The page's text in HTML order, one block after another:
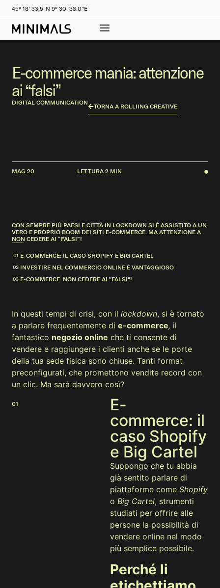
45° 18' 33.5"N 9° 30' 38.0"E
E-commerce mania: attenzione
ai “falsi”
DIGITAL COMMUNICATION
TORNA A ROLLIING CREATIVE
MAG 20 LETTURA 2 MIN
CON SEMPRE PIÙ PAESI E CITTÀ IN LOCKDOWN SI È ASSISTITO A UN
VERO E PROPRIO BOOM DEI SITI E-COMMERCE. MA ATTENZIONE A
NON CEDERE AI “FALSI”!
E-COMMERCE: IL CASO SHOPIFY E BIG CARTEL
INVESTIRE NEL COMMERCIO ONLINE È VANTAGGIOSO
E-COMMERCE: NON CEDERE AI "FALSI"!
In questi tempi di crisi, con il lockdown, si è tornato
a parlare frequentemente di e-commerce, il
fantastico negozio online che ti consente di
vendere e raggiungere i clienti anche se le porte
della tua sede fisica sono chiuse. Tanti format
preconfigurati, che promettono vendite record con
un clic. Ma sarà davvero così?
01
E-
commerce: il
caso Shopify
e Big Cartel
Suppongo che tu abbia
già sentito parlare di
piattaforme come Shopify
o Big Cartel, strumenti
studiati per offrire alle
persone la possibilità di
vendere online nel modo
più semplice possibile.
Perché li